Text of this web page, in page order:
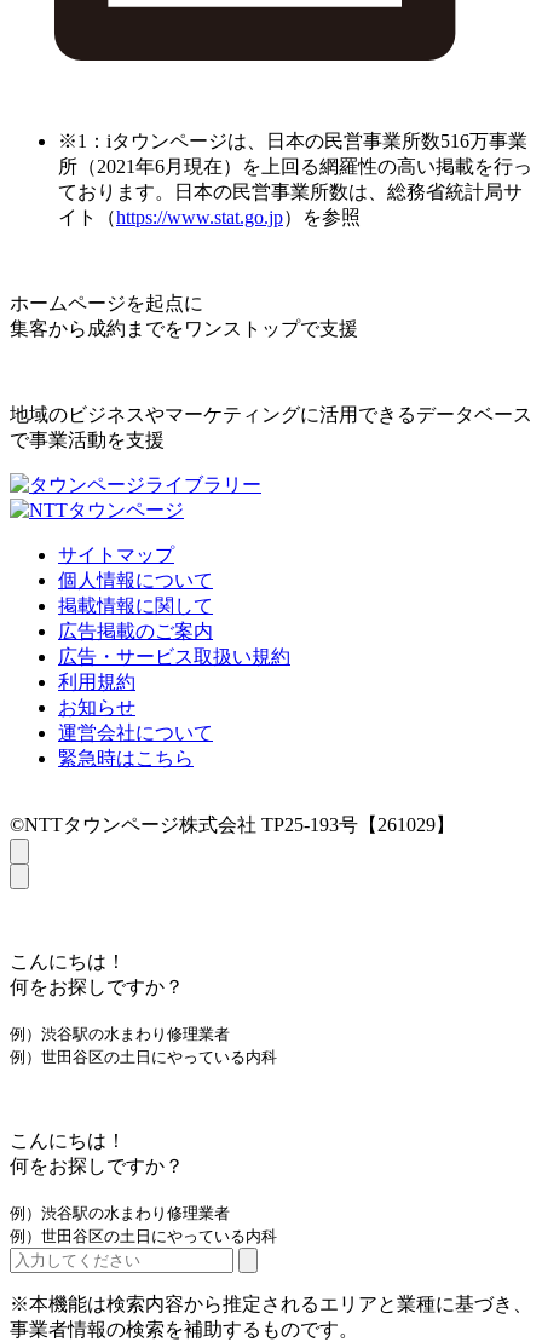
※1：iタウンページは、日本の民営事業所数516万事業
所（2021年6月現在）を上回る網羅性の高い掲載を行っ
ております。日本の民営事業所数は、総務省統計局サ
イト（https://www.stat.go.jp）を参照
ホームページを起点に
集客から成約までをワンストップで支援
地域のビジネスやマーケティングに活用できるデータベース
で事業活動を支援
サイトマップ
個人情報について
掲載情報に関して
広告掲載のご案内
広告・サービス取扱い規約
利用規約
お知らせ
運営会社について
緊急時はこちら
©NTTタウンページ株式会社 TP25-193号【261029】
こんにちは！
何をお探しですか？
例）渋谷駅の水まわり修理業者
例）世田谷区の土日にやっている内科
こんにちは！
何をお探しですか？
例）渋谷駅の水まわり修理業者
例）世田谷区の土日にやっている内科
※本機能は検索内容から推定されるエリアと業種に基づき、
事業者情報の検索を補助するものです。